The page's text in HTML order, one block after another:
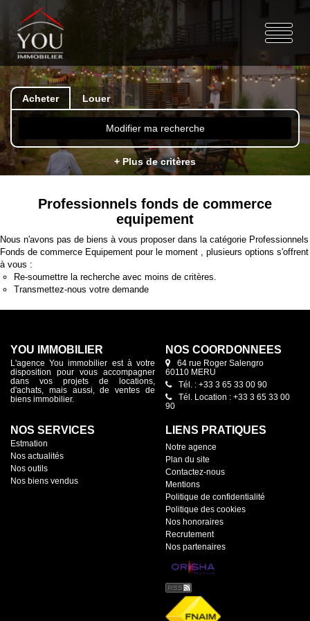
Acheter Louer
Modifier ma recherche
+ Plus de critères
Professionnels fonds de commerce
equipement
Nous n'avons pas de biens à vous proposer dans la catégorie Professionnels
Fonds de commerce Equipement pour le moment , plusieurs options s'offrent
à vous :
Re-soumettre la recherche avec moins de critères.
Transmettez-nous votre demande
YOU IMMOBILIER
L'agence You immobilier est à votre
disposition pour vous accompagner
dans vos projets de locations,
d'achats, mais aussi, de ventes de
biens immobilier.
NOS COORDONNÉES
64 rue Roger Salengro
60110 MERU
Tél. : +33 3 65 33 00 90
Tél. Location : +33 3 65 33 00
90
NOS SERVICES
Estmation
Nos actualités
Nos outils
Nos biens vendus
LIENS PRATIQUES
Notre agence
Plan du site
Contactez-nous
Mentions
Politique de confidentialité
Politique des cookies
Nos honoraires
Recrutement
Nos partenaires